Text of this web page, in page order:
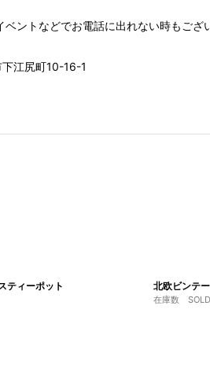
トなどでお電話に出れない時もござ
江尻町10-16-1
ティーポット 北欧ビンテ
在庫数